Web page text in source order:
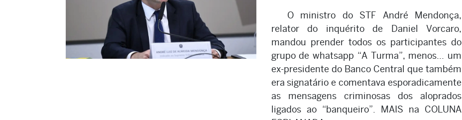
O ministro do STF André Mendonça,
relator do inquérito de Daniel Vorcaro,
mandou prender todos os participantes do
grupo de whatsapp “A Turma”, menos... um
ex-presidente do Banco Central que também
era signatário e comentava esporadicamente
as mensagens criminosas dos aloprados
ligados ao “banqueiro”. MAIS na COLUNA